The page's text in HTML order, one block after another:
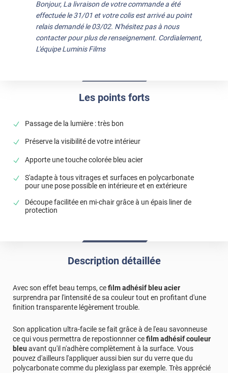
Les points forts
Passage de la lumière : très bon
Préserve la visibilité de votre intérieur
Apporte une touche colorée bleu acier
S'adapte à tous vitrages et surfaces en polycarbonate
pour une pose possible en intérieure et en extérieure
Découpe facilitée en mi-chair grâce à un épais liner de
protection
Bonjour, La livraison de votre commande a été
effectuée le 31/01 et votre colis est arrivé au point
relais demandé le 03/02. N'hésitez pas à nous
contacter pour plus de renseignement. Cordialement,
L'équipe Luminis Films
Description détaillée
Avec son effet beau temps, cefilm adhésif bleu acier
surprendra par l'intensité de sa couleur tout en profitant d'une
finition transparente légèrement trouble.
Son application ultra-facile se fait grâce à de l'eau savonneuse
ce qui vous permettra de repostionnner cefilm adhésif couleur
bleuavant qu'il n'adhère complètement à la surface. Vous
pouvez d'ailleurs l'appliquer aussi bien sur du verre que du
polycarbonate comme du plexiglass par exemple. Très apprécié